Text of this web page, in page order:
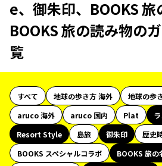
e、御朱印、BOOKS 旅
BOOKS 旅の読み物の
覧
すべて 地球の歩き方 海外
地球の歩
aruco 海外
aruco 国内 Plat
Resort Style
島旅 御朱印 歴史
BOOKS スペシャルコラボ
BOOKS 旅の